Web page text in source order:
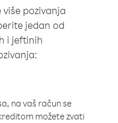
pozivanja
jedan od
i jeftinih
na vaš račun se
možete zvati